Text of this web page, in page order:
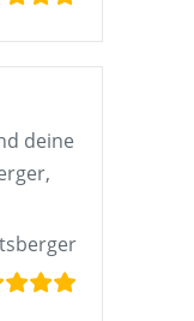
deine